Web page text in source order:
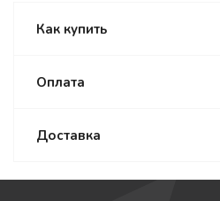
Как купить
Оплата
Доставка